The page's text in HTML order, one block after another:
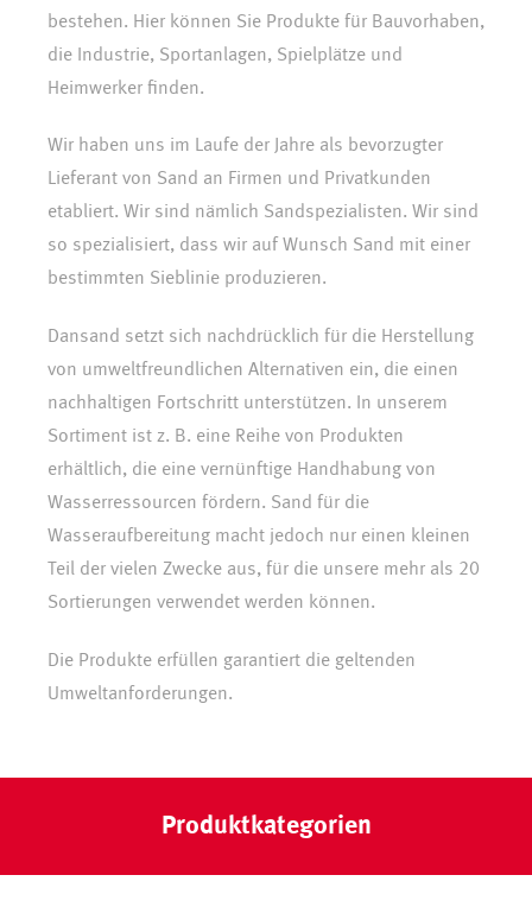
bestehen. Hier können Sie Produkte für Bauvorhaben,
die Industrie, Sportanlagen, Spielplätze und
Heimwerker finden.
Wir haben uns im Laufe der Jahre als bevorzugter
Lieferant von Sand an Firmen und Privatkunden
etabliert. Wir sind nämlich Sandspezialisten. Wir sind
so spezialisiert, dass wir auf Wunsch Sand mit einer
bestimmten Sieblinie produzieren.
Dansand setzt sich nachdrücklich für die Herstellung
von umweltfreundlichen Alternativen ein, die einen
nachhaltigen Fortschritt unterstützen. In unserem
Sortiment ist z. B. eine Reihe von Produkten
erhältlich, die eine vernünftige Handhabung von
Wasserressourcen fördern. Sand für die
Wasseraufbereitung macht jedoch nur einen kleinen
Teil der vielen Zwecke aus, für die unsere mehr als 20
Sortierungen verwendet werden können.
Die Produkte erfüllen garantiert die geltenden
Umweltanforderungen.
Produktkategorien